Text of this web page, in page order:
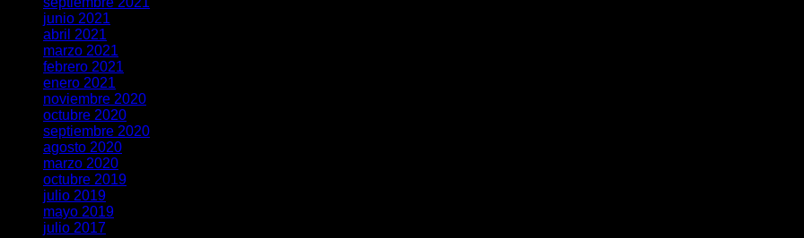
junio 2021
abril 2021
marzo 2021
febrero 2021
enero 2021
noviembre 2020
octubre 2020
septiembre 2020
agosto 2020
marzo 2020
octubre 2019
julio 2019
mayo 2019
julio 2017